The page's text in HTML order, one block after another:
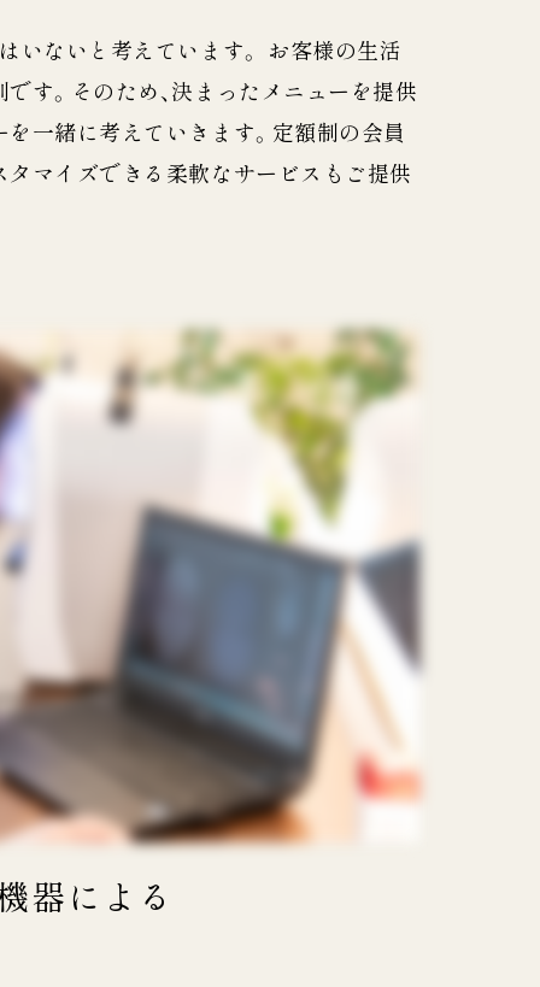
いないと考えています。 お客様の生活
す。そのため、決まったメニューを提供
一緒に考えていきます。定額制の会員
マイズできる柔軟なサービスもご提供
器による